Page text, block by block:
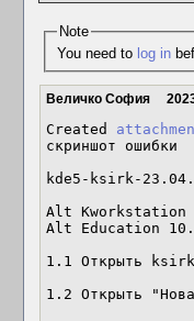
Note
You need to log in
Величко София
Created
скриншот ошибки
kde5-ksirk-
Alt Kworkstation
Alt Education
1.1 Открыть
1.2 Открыть